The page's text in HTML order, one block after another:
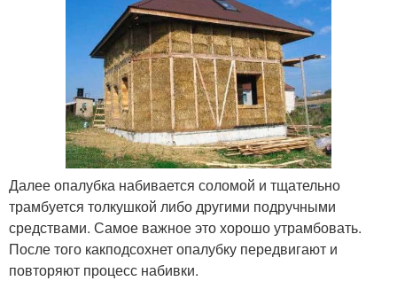
Далее опалубка набивается соломой и тщательно
трамбуется толкушкой либо другими подручными
средствами. Самое важное это хорошо утрамбовать.
После того какподсохнет опалубку передвигают и
повторяют процесс набивки.